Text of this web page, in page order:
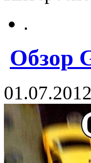
.
Обзор